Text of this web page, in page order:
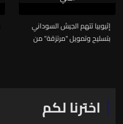
إثيوبيا تتهم الجيش السوداني
بتسليح وتمويل "مرتزقة" من
اخترنا لكم